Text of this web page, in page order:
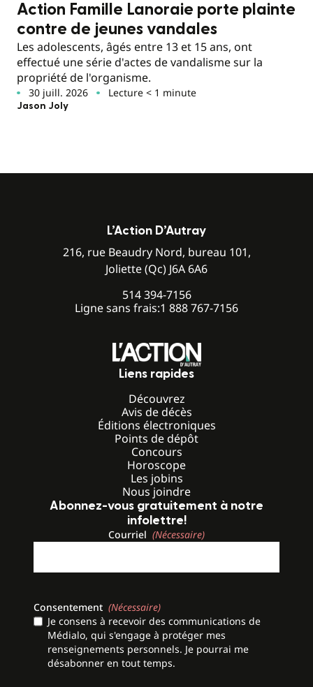
Action Famille Lanoraie porte plainte
contre de jeunes vandales
Les adolescents, âgés entre 13 et 15 ans, ont
effectué une série d'actes de vandalisme sur la
propriété de l'organisme.
30 juill. 2026 Lecture < 1 minute
Jason Joly
L’Action D’Autray
216, rue Beaudry Nord, bureau 101,
Joliette (Qc) J6A 6A6
514 394-7156
Ligne sans frais:1 888 767-7156
Liens rapides
Découvrez
Avis de décès
Éditions électroniques
Points de dépôt
Concours
Horoscope
Les jobins
Nous joindre
Abonnez-vous gratuitement à notre
infolettre!
Courriel (Nécessaire)
Consentement (Nécessaire)
Je consens à recevoir des communications de
Médialo, qui s'engage à protéger mes
renseignements personnels. Je pourrai me
désabonner en tout temps.